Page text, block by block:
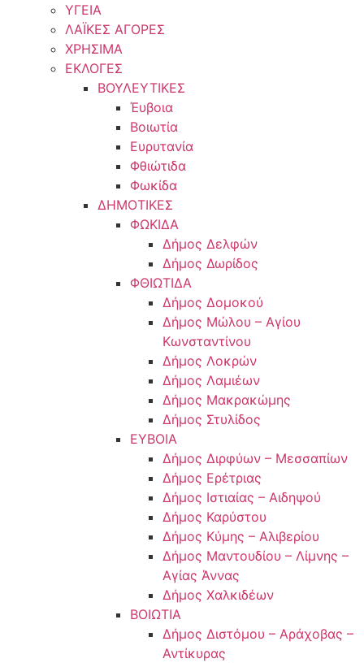
ΥΓΕΙΑ
ΛΑΪΚΕΣ ΑΓΟΡΕΣ
ΧΡΗΣΙΜΑ
ΕΚΛΟΓΕΣ
ΒΟΥΛΕΥΤΙΚΕΣ
Έυβοια
Βοιωτία
Ευρυτανία
Φθιώτιδα
Φωκίδα
ΔΗΜΟΤΙΚΕΣ
ΦΩΚΙΔΑ
Δήμος Δελφών
Δήμος Δωρίδος
ΦΘΙΩΤΙΔΑ
Δήμος Δομοκού
Δήμος Μώλου – Αγίου
Κωνσταντίνου
Δήμος Λοκρών
Δήμος Λαμιέων
Δήμος Μακρακώμης
Δήμος Στυλίδος
ΕΥΒΟΙΑ
Δήμος Διρφύων – Μεσσαπίων
Δήμος Ερέτριας
Δήμος Ιστιαίας – Αιδηψού
Δήμος Καρύστου
Δήμος Κύμης – Αλιβερίου
Δήμος Μαντουδίου – Λίμνης –
Αγίας Άννας
Δήμος Χαλκιδέων
ΒΟΙΩΤΙΑ
Δήμος Διστόμου – Αράχοβας –
Αντίκυρας